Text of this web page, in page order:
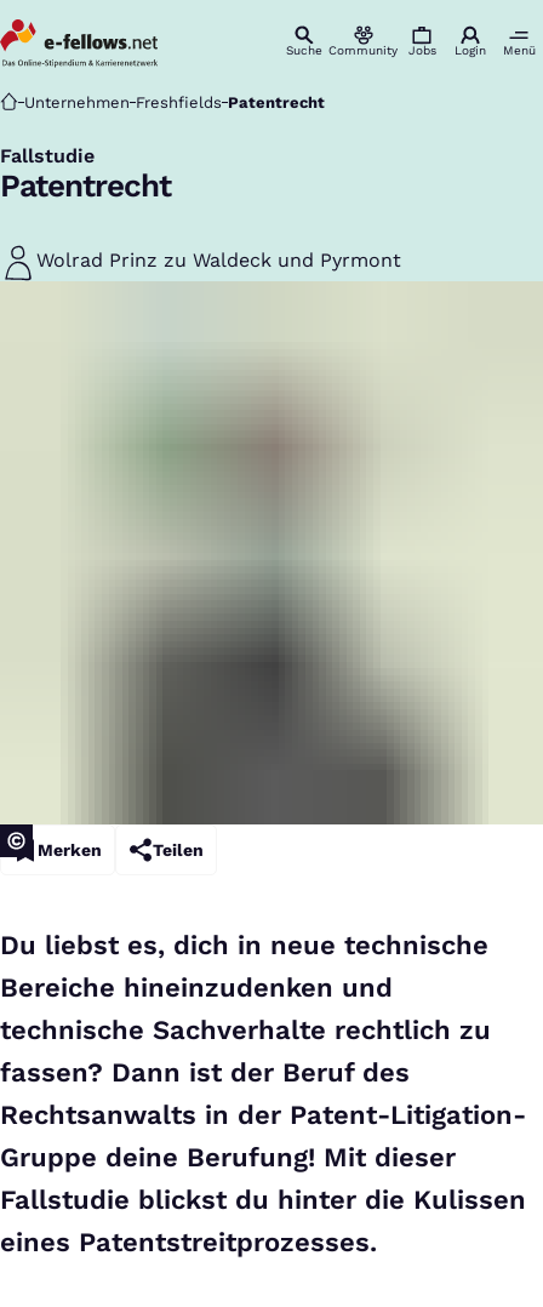
Suche Community Jobs Login Menü
Startseite
Unternehmen Freshfields Patentrecht
Fallstudie
:
Patentrecht
Wolrad Prinz zu Waldeck und Pyrmont
Merken Teilen
Du liebst es, dich in neue technische
Bereiche hineinzudenken und
technische Sachverhalte rechtlich zu
fassen? Dann ist der Beruf des
Rechtsanwalts in der Patent-Litigation-
Gruppe deine Berufung! Mit dieser
Fallstudie blickst du hinter die Kulissen
eines Patentstreitprozesses.